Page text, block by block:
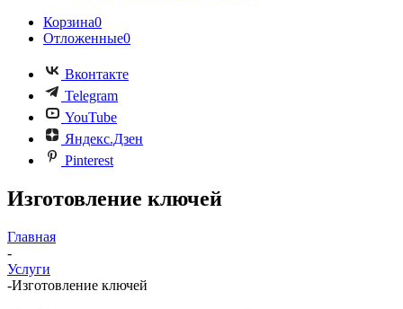
Корзина0
Отложенные0
Вконтакте
Telegram
YouTube
Яндекс.Дзен
Pinterest
Изготовление ключей
Главная
-
Услуги
-Изготовление ключей